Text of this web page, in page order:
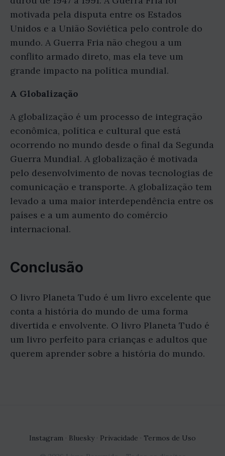
motivada pela disputa entre os Estados
Unidos e a União Soviética pelo controle do
mundo. A Guerra Fria não chegou a um
conflito armado direto, mas ela teve um
grande impacto na política mundial.
A Globalização
A globalização é um processo de integração
econômica, política e cultural que está
ocorrendo no mundo desde o final da Segunda
Guerra Mundial. A globalização é motivada
pelo desenvolvimento de novas tecnologias de
comunicação e transporte. A globalização tem
levado a uma maior interdependência entre os
países e a um aumento do comércio
internacional.
Conclusão
O livro Planeta Tudo é um livro excelente que
conta a história do mundo de uma forma
divertida e envolvente. O livro Planeta Tudo é
um livro perfeito para crianças e adultos que
querem aprender sobre a história do mundo.
Instagram · Bluesky· Privacidade · Termos de Uso